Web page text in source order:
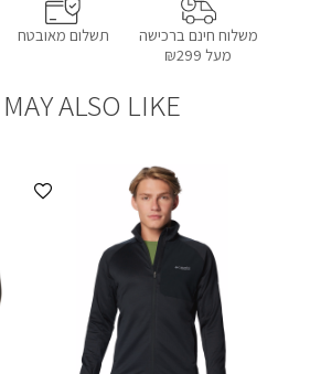
משלוח חינם ברכישה
מעל ₪299
תשלום מאובטח
ALSO LIKE
הוספה